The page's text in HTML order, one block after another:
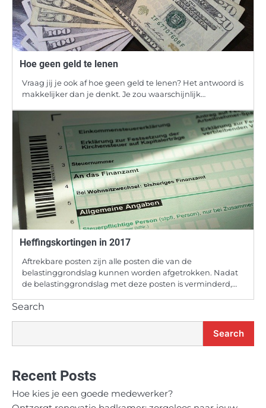
Hoe geen geld te lenen
Vraag jij je ook af hoe geen geld te lenen? Het antwoord is
makkelijker dan je denkt. Je zou waarschijnlijk…
Heffingskortingen in 2017
Aftrekbare posten zijn alle posten die van de
belastinggrondslag kunnen worden afgetrokken. Nadat
de belastinggrondslag met deze posten is verminderd,…
Search
Search
Recent Posts
Hoe kies je een goede medewerker?